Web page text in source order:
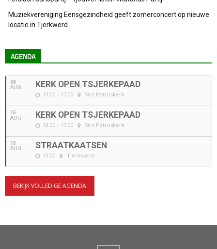
Muziekvereniging Eensgezindheid geeft zomerconcert op nieuwe
locatie in Tjerkwerd
AGENDA
08
AUG KERK OPEN TSJERKEPAAD
13:00 - 17:00 Sint Petruskerk
15
AUG KERK OPEN TSJERKEPAAD
13:00 - 17:00 Sint Petruskerk
15
AUG STRAATKAATSEN
13:00 Tjerkwerd
BEKIJK VOLLEDIGE AGENDA